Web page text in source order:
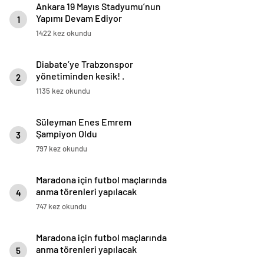
1
Ankara 19 Mayıs Stadyumu’nun
Yapımı Devam Ediyor
1422 kez okundu
2
Diabate’ye Trabzonspor
yönetiminden kesik! .
1135 kez okundu
3
Süleyman Enes Emrem
Şampiyon Oldu
797 kez okundu
4
Maradona için futbol maçlarında
anma törenleri yapılacak
747 kez okundu
5
Maradona için futbol maçlarında
anma törenleri yapılacak